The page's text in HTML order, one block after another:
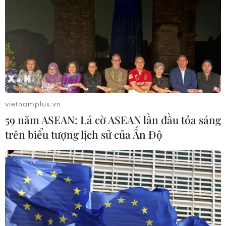
TIN LIÊN QUAN
vietnamplus.vn
59 năm ASEAN: Lá cờ ASEAN lần đầu tỏa sáng
trên biểu tượng lịch sử của Ấn Độ